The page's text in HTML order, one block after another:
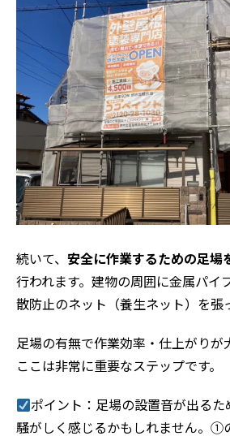
ホーム
会社案内
選ばれる理由
続いて、 安全に作業するための足場
行われます。建物の周囲に金属パイ
散防止のネット（養生ネット）を張
足場の有無で作業効率・仕上がりが
ここは非常に重要なステップです。
ポイント：足場の設置音が出るた
騒がしく感じるかもしれません。①